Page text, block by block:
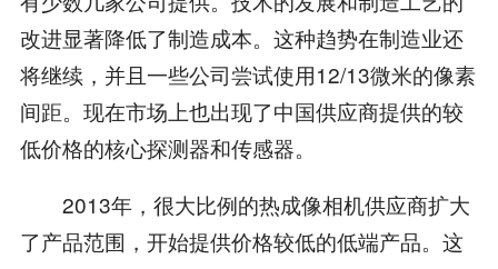
改进显著降低了制造成本。这种趋势在制造业还
将继续，并且一些公司尝试使用12/13微米的像素
间距。现在市场上也出现了中国供应商提供的较
低价格的核心探测器和传感器。
2013年，很大比例的热成像相机供应商扩大
了产品范围，开始提供价格较低的低端产品。这